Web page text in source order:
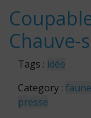
Chauve-
Tags : idée
Category : faune
presse